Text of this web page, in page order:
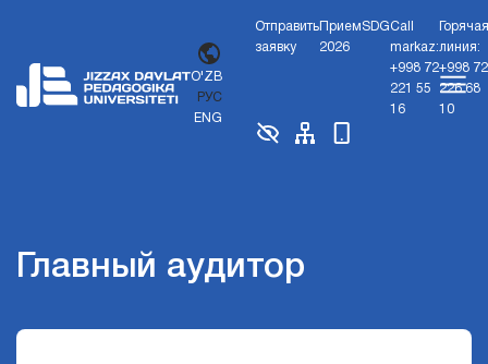
O'ZB
РУС
ENG
Отправить
заявку
Прием
2026
SDGCall
markaz:
+998 72
221 55
16
Горячая
линия:
+998 72
226 68
10
Главный аудитор